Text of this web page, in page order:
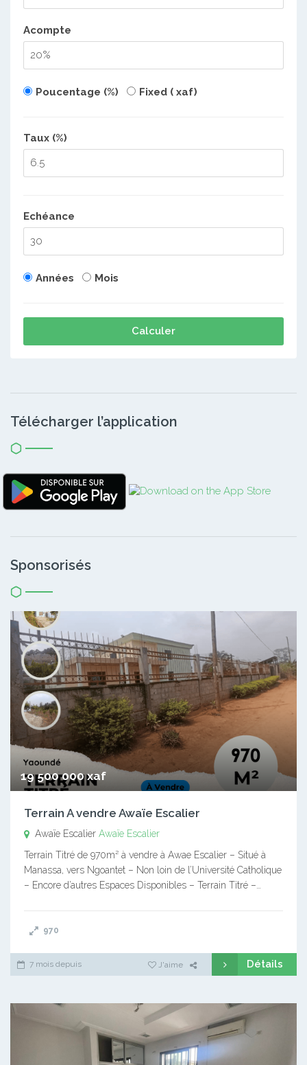
Acompte
Poucentage (%) Fixed ( xaf)
Taux (%)
Echéance
Années Mois
Calculer
Télécharger l’application
Sponsorisés
19 500 000 xaf
Terrain A vendre Awaïe Escalier
Awaïe Escalier Awaïe Escalier
Terrain Titré de 970m² à vendre à Awae Escalier – Situé à
Manassa, vers Ngoantet – Non loin de l’Université Catholique
– Encore d’autres Espaces Disponibles – Terrain Titré –…
970
7 mois depuis J'aime Détails